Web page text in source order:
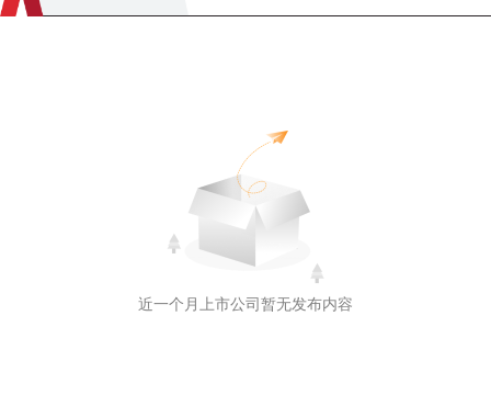
近一个月上市公司暂无发布内容